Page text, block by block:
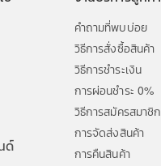
ด์
คำถามที่พบบ่อย
วิธีการสั่งซื้อสินค้า
วิธีการชำระเงิน
การผ่อนชำระ 0%
วิธีการสมัครสมาชิก
การจัดส่งสินค้า
การคืนสินค้า